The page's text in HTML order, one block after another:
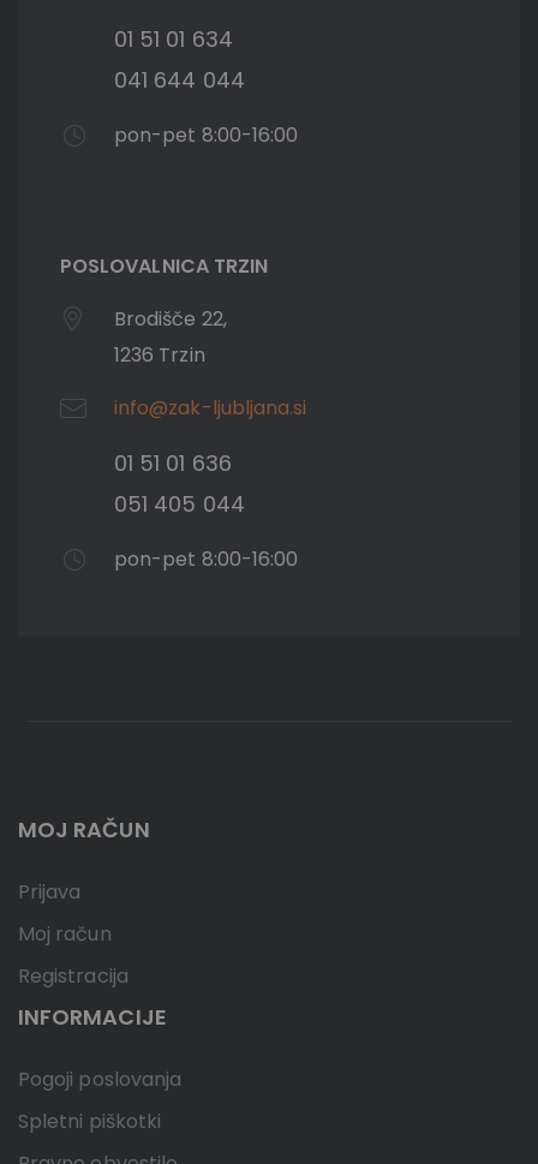
01 51 01 634
041 644 044
pon-pet 8:00-16:00
POSLOVALNICA TRZIN
Brodišče 22,
1236 Trzin
info@zak-ljubljana.si
01 51 01 636
051 405 044
pon-pet 8:00-16:00
MOJ RAČUN
Prijava
Moj račun
Registracija
INFORMACIJE
Pogoji poslovanja
Spletni piškotki